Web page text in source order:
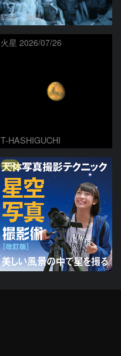
駒沢 満晴
火星 2026/07/26
T-HASHIGUCHI
PR